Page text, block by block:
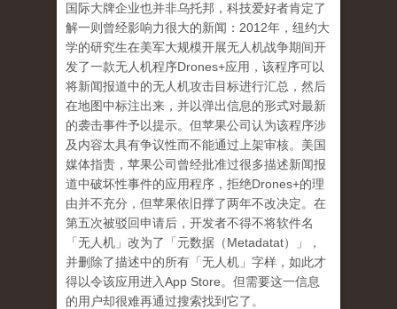
国际大牌企业也并非乌托邦，科技爱好者肯定了
解一则曾经影响力很大的新闻： 2012年，纽约大
学的研究生在美军大规模开展无人机战争期间开
发了一款无人机程序Drones+应用，该程序可以
将新闻报道中的无人机攻击目标进行汇总，然后
在地图中标注出来，并以弹出信息的形式对最新
的袭击事件予以提示。但苹果公司认为该程序涉
及内容太具有争议性而不能通过上架审核。美国
媒体指责，苹果公司曾经批准过很多描述新闻报
道中破坏性事件的应用程序，拒绝Drones+的理
由并不充分，但苹果依旧撑了两年不改决定。在
第五次被驳回申请后，开发者不得不将软件名
「无人机」改为了「元数据（Metadatat）」，
并删除了描述中的所有「无人机」字样，如此才
得以令该应用进入App Store。但需要这一信息
的用户却很难再通过搜索找到它了。